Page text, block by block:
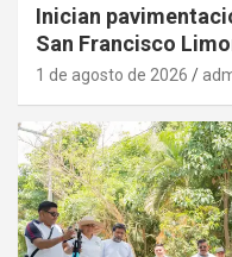
Inician
San Francisco
1 de agosto de 2026